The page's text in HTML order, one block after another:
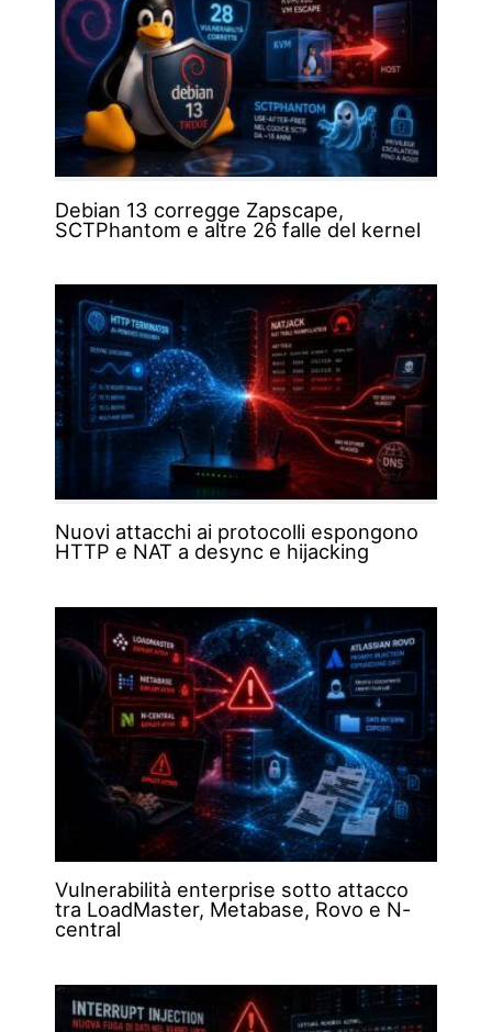
Debian 13 corregge Zapscape,
SCTPhantom e altre 26 falle del kernel
Nuovi attacchi ai protocolli espongono
HTTP e NAT a desync e hijacking
Vulnerabilità enterprise sotto attacco
tra LoadMaster, Metabase, Rovo e N-
central